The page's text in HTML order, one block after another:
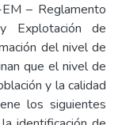
– Reglamento
Explotación de
del nivel de
que el nivel de
y la calidad
los siguientes